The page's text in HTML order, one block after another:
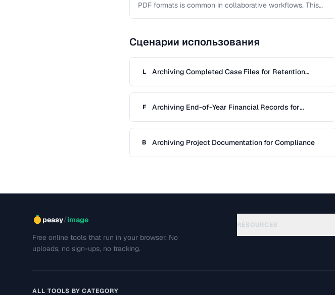
PDF formats is common in collaborative workflows. This
Сценарии использования
L
Archiving Completed Case Files for Retention
F
Archiving End-of-Year Financial Records for
B Archiving Project Documentation for Compliance
peasy/image
Free online tools that run in your browser. No
uploads, no sign-ups, no tracking.
RESOURCES
ALL TOOLS BY CATEGORY